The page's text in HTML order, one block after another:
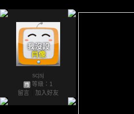
scjsj
等級：1
留言
加入好友